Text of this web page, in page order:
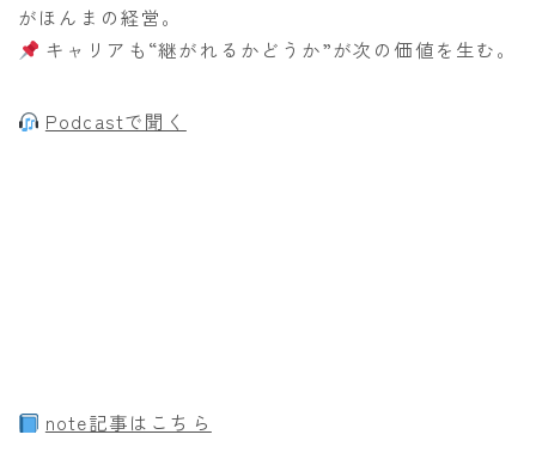
がほんまの経営。
キャリアも“継がれるかどうか”が次の価値を生む。
Podcastで聞く
note記事はこちら